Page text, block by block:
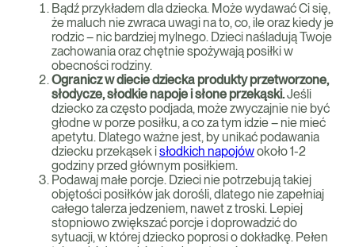
Bądź przykładem dla dziecka. Może wydawać Ci się,
że maluch nie zwraca uwagi na to, co, ile oraz kiedy je
rodzic – nic bardziej mylnego. Dzieci naśladują Twoje
zachowania oraz chętnie spożywają posiłki w
obecności rodziny.
Ogranicz w diecie dziecka produkty przetworzone,
słodycze, słodkie napoje i słone przekąski.Jeśli
dziecko za często podjada, może zwyczajnie nie być
głodne w porze posiłku, a co za tym idzie – nie mieć
apetytu. Dlatego ważne jest, by unikać podawania
dziecku przekąsek isłodkich napojówokoło 1-2
godziny przed głównym posiłkiem.
Podawaj małe porcje. Dzieci nie potrzebują takiej
objętości posiłków jak dorośli, dlatego nie zapełniaj
całego talerza jedzeniem, nawet z troski. Lepiej
stopniowo zwiększać porcje i doprowadzić do
sytuacji, w której dziecko poprosi o dokładkę. Pełen